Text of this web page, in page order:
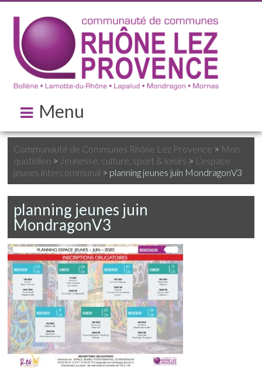
Menu
Communauté de Communes Rhône Lez Provence > Mon
quotidien > Jeunesse, culture, sport & loisirs > L’espace
jeunes intercommunal > planning jeunes juin MondragonV3
planning jeunes juin
MondragonV3